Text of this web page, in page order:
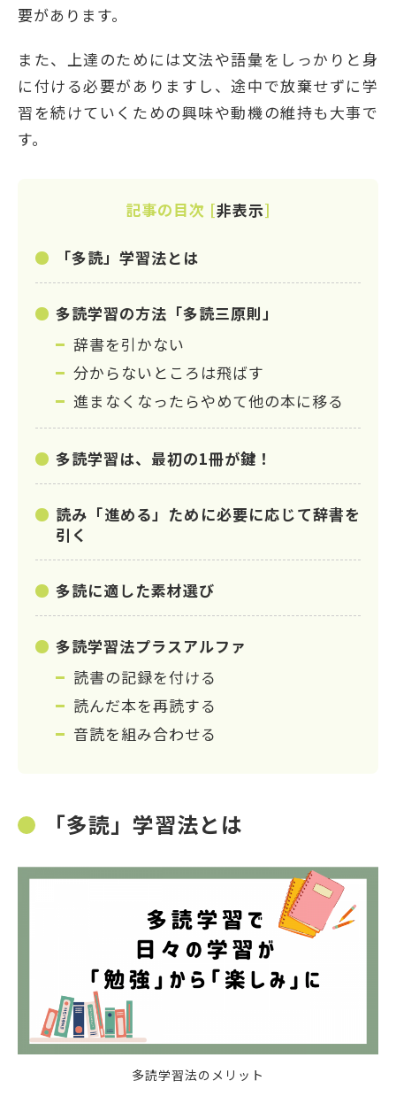
要があります。
また、上達のためには文法や語彙をしっかりと身
に付ける必要がありますし、途中で放棄せずに学
習を続けていくための興味や動機の維持も大事で
す。
記事の目次 [非表示]
「多読」学習法とは
多読学習の方法「多読三原則」
辞書を引かない
分からないところは飛ばす
進まなくなったらやめて他の本に移る
多読学習は、最初の1冊が鍵！
読み「進める」ために必要に応じて辞書を
引く
多読に適した素材選び
多読学習法プラスアルファ
読書の記録を付ける
読んだ本を再読する
音読を組み合わせる
「多読」学習法とは
多読学習法のメリット